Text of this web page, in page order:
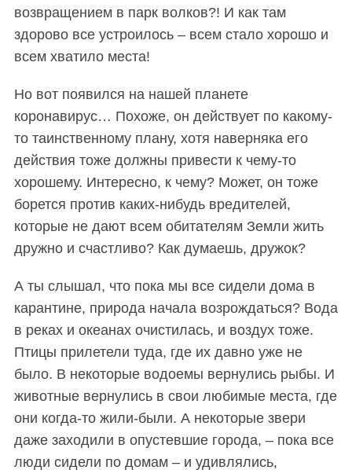
возвращением в парк волков?! И как там
здорово все устроилось – всем стало хорошо и
всем хватило места!
Но вот появился на нашей планете
коронавирус… Похоже, он действует по какому-
то таинственному плану, хотя наверняка его
действия тоже должны привести к чему-то
хорошему. Интересно, к чему? Может, он тоже
борется против каких-нибудь вредителей,
которые не дают всем обитателям Земли жить
дружно и счастливо? Как думаешь, дружок?
А ты слышал, что пока мы все сидели дома в
карантине, природа начала возрождаться? Вода
в реках и океанах очистилась, и воздух тоже.
Птицы прилетели туда, где их давно уже не
было. В некоторые водоемы вернулись рыбы. И
животные вернулись в свои любимые места, где
они когда-то жили-были. А некоторые звери
даже заходили в опустевшие города, – пока все
люди сидели по домам – и удивлялись,
S
e
a
c
h
o
r
По авторам